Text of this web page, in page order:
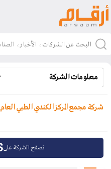
معلومات الشركة
شركة مجمع المركز الكندي الطبي العام
تصفح الشركة على